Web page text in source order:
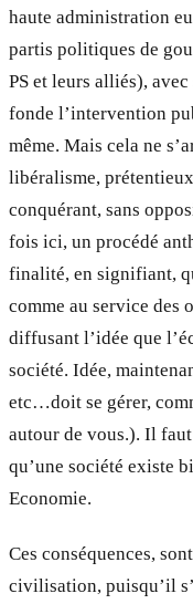
haute administration
partis politiques de
PS et leurs alliés),
fonde l’intervention
même. Mais cela ne
libéralisme,
conquérant, sans
fois ici, un procédé
finalité, en signifiant,
comme au service des
diffusant l’idée que
société. Idée,
etc…doit se gérer,
autour de vous.). Il
qu’une société existe
Economie.
Ces conséquences,
civilisation, puisqu’il